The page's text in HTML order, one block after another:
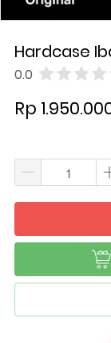
Hardcase
0.0
Rp
`